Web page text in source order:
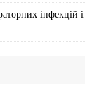
інфекцій і